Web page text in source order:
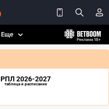
Еще
РПЛ 2026-2027
таблица и расписание